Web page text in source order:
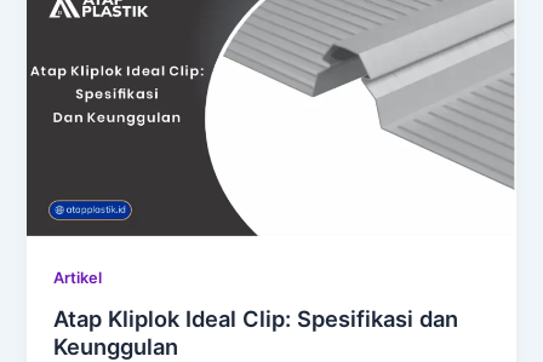
Artikel
Atap Kliplok Ideal Clip: Spesifikasi dan
Keunggulan